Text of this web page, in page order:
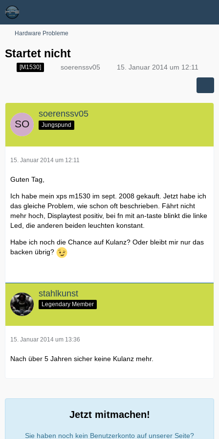
Hardware Probleme
Startet nicht
[M1530] soerenssv05 15. Januar 2014 um 12:11
soerenssv05
Jungspund
15. Januar 2014 um 12:11
Guten Tag,
Ich habe mein xps m1530 im sept. 2008 gekauft. Jetzt habe ich
das gleiche Problem, wie schon oft beschrieben. Fährt nicht
mehr hoch, Displaytest positiv, bei fn mit an-taste blinkt die linke
Led, die anderen beiden leuchten konstant.
Habe ich noch die Chance auf Kulanz? Oder bleibt mir nur das
backen übrig?
stahlkunst
Legendary Member
15. Januar 2014 um 13:36
Nach über 5 Jahren sicher keine Kulanz mehr.
Jetzt mitmachen!
Sie haben noch kein Benutzerkonto auf unserer Seite?